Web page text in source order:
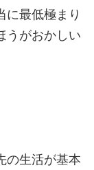
に最低極まり
うがおかしい
の生活が基本